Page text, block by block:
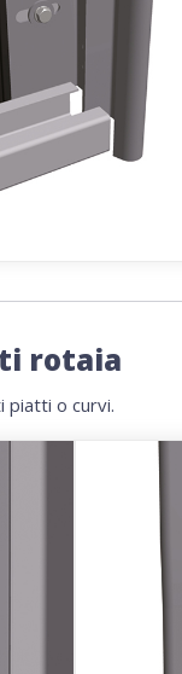
rotaia
piatti o curvi.